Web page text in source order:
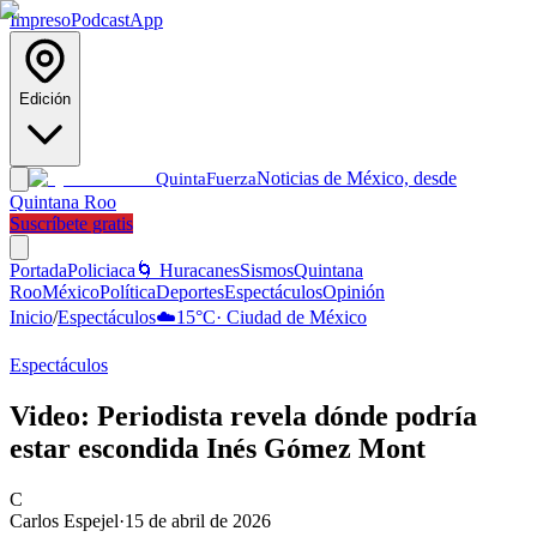
ImpresoPodcastApp
Edición
QuintaFuerzaNoticias de México, desde
Quintana Roo
Suscríbete gratis
PortadaPoliciaca 🌀 HuracanesSismosQuintana
RooMéxicoPolíticaDeportesEspectáculosOpinión
Inicio/Espectáculos☁️15°C· Ciudad de México
Espectáculos
Video: Periodista revela dónde podría
estar escondida Inés Gómez Mont
C
Carlos Espejel·15 de abril de 2026